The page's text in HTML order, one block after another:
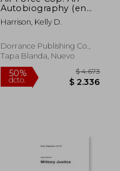
Autobiography (en
Inglés)
Harrison, Kelly D.
Dorrance Publishing Co.,
Tapa Blanda, Nuevo